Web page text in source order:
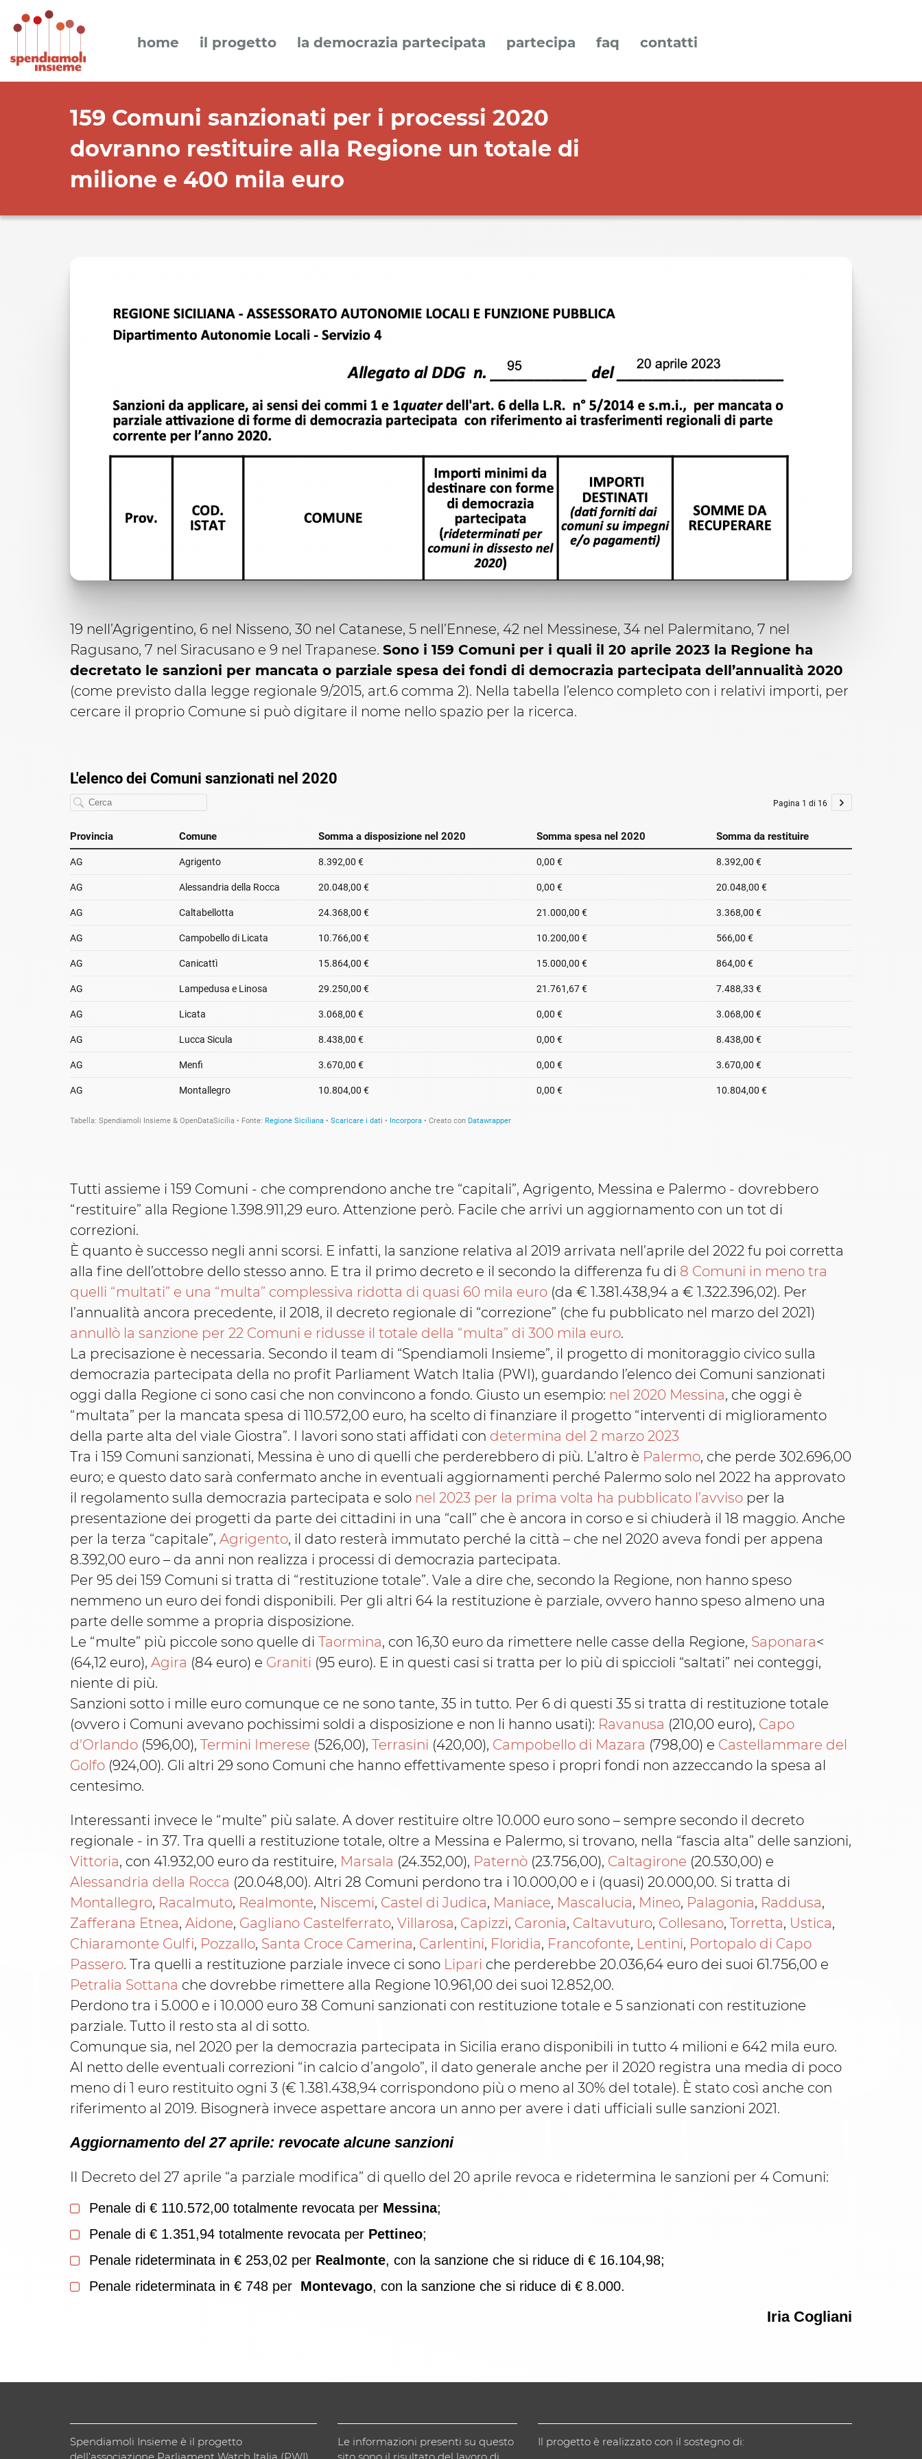
home il progetto la democrazia partecipata partecipa faq contatti
159 Comuni sanzionati per i processi 2020
dovranno restituire alla Regione un totale di
milione e 400 mila euro
19 nell’Agrigentino, 6 nel Nisseno, 30 nel Catanese, 5 nell’Ennese, 42 nel Messinese, 34 nel Palermitano, 7 nel
Ragusano, 7 nel Siracusano e 9 nel Trapanese. Sono i 159 Comuni per i quali il 20 aprile 2023 la Regione ha
decretato le sanzioni per mancata o parziale spesa dei fondi di democrazia partecipata dell’annualità 2020
(come previsto dalla legge regionale 9/2015, art.6 comma 2). Nella tabella l’elenco completo con i relativi importi, per
cercare il proprio Comune si può digitare il nome nello spazio per la ricerca.
Tutti assieme i 159 Comuni - che comprendono anche tre “capitali”, Agrigento, Messina e Palermo - dovrebbero
“restituire” alla Regione 1.398.911,29 euro. Attenzione però. Facile che arrivi un aggiornamento con un tot di
correzioni.
È quanto è successo negli anni scorsi. E infatti, la sanzione relativa al 2019 arrivata nell’aprile del 2022 fu poi corretta
alla fine dell’ottobre dello stesso anno. E tra il primo decreto e il secondo la differenza fu di 8 Comuni in meno tra
quelli “multati” e una “multa” complessiva ridotta di quasi 60 mila euro (da € 1.381.438,94 a € 1.322.396,02). Per
l’annualità ancora precedente, il 2018, il decreto regionale di “correzione” (che fu pubblicato nel marzo del 2021)
annullò la sanzione per 22 Comuni e ridusse il totale della “multa” di 300 mila euro.
La precisazione è necessaria. Secondo il team di “Spendiamoli Insieme”, il progetto di monitoraggio civico sulla
democrazia partecipata della no profit Parliament Watch Italia (PWI), guardando l’elenco dei Comuni sanzionati
oggi dalla Regione ci sono casi che non convincono a fondo. Giusto un esempio: nel 2020 Messina, che oggi è
“multata” per la mancata spesa di 110.572,00 euro, ha scelto di finanziare il progetto “interventi di miglioramento
della parte alta del viale Giostra”. I lavori sono stati affidati con determina del 2 marzo 2023
Tra i 159 Comuni sanzionati, Messina è uno di quelli che perderebbero di più. L’altro è Palermo, che perde 302.696,00
euro; e questo dato sarà confermato anche in eventuali aggiornamenti perché Palermo solo nel 2022 ha approvato
il regolamento sulla democrazia partecipata e solo nel 2023 per la prima volta ha pubblicato l’avviso per la
presentazione dei progetti da parte dei cittadini in una “call” che è ancora in corso e si chiuderà il 18 maggio. Anche
per la terza “capitale”, Agrigento, il dato resterà immutato perché la città – che nel 2020 aveva fondi per appena
8.392,00 euro – da anni non realizza i processi di democrazia partecipata.
Per 95 dei 159 Comuni si tratta di “restituzione totale”. Vale a dire che, secondo la Regione, non hanno speso
nemmeno un euro dei fondi disponibili. Per gli altri 64 la restituzione è parziale, ovvero hanno speso almeno una
parte delle somme a propria disposizione.
Le “multe” più piccole sono quelle di Taormina, con 16,30 euro da rimettere nelle casse della Regione, Saponara<
(64,12 euro), Agira (84 euro) e Graniti (95 euro). E in questi casi si tratta per lo più di spiccioli “saltati” nei conteggi,
niente di più.
Sanzioni sotto i mille euro comunque ce ne sono tante, 35 in tutto. Per 6 di questi 35 si tratta di restituzione totale
(ovvero i Comuni avevano pochissimi soldi a disposizione e non li hanno usati): Ravanusa (210,00 euro), Capo
d'Orlando (596,00), Termini Imerese (526,00), Terrasini (420,00), Campobello di Mazara (798,00) e Castellammare del
Golfo (924,00). Gli altri 29 sono Comuni che hanno effettivamente speso i propri fondi non azzeccando la spesa al
centesimo.
Interessanti invece le “multe” più salate. A dover restituire oltre 10.000 euro sono – sempre secondo il decreto
regionale - in 37. Tra quelli a restituzione totale, oltre a Messina e Palermo, si trovano, nella “fascia alta” delle sanzioni,
Vittoria, con 41.932,00 euro da restituire, Marsala (24.352,00), Paternò (23.756,00), Caltagirone (20.530,00) e
Alessandria della Rocca (20.048,00). Altri 28 Comuni perdono tra i 10.000,00 e i (quasi) 20.000,00. Si tratta di
Montallegro, Racalmuto, Realmonte, Niscemi, Castel di Judica, Maniace, Mascalucia, Mineo, Palagonia, Raddusa,
Zafferana Etnea, Aidone, Gagliano Castelferrato, Villarosa, Capizzi, Caronia, Caltavuturo, Collesano, Torretta, Ustica,
Chiaramonte Gulfi, Pozzallo, Santa Croce Camerina, Carlentini, Floridia, Francofonte, Lentini, Portopalo di Capo
Passero. Tra quelli a restituzione parziale invece ci sono Lipari che perderebbe 20.036,64 euro dei suoi 61.756,00 e
Petralia Sottana che dovrebbe rimettere alla Regione 10.961,00 dei suoi 12.852,00.
Perdono tra i 5.000 e i 10.000 euro 38 Comuni sanzionati con restituzione totale e 5 sanzionati con restituzione
parziale. Tutto il resto sta al di sotto.
Comunque sia, nel 2020 per la democrazia partecipata in Sicilia erano disponibili in tutto 4 milioni e 642 mila euro.
Al netto delle eventuali correzioni “in calcio d’angolo”, il dato generale anche per il 2020 registra una media di poco
meno di 1 euro restituito ogni 3 (€ 1.381.438,94 corrispondono più o meno al 30% del totale). È stato così anche con
riferimento al 2019. Bisognerà invece aspettare ancora un anno per avere i dati ufficiali sulle sanzioni 2021.
Aggiornamento del 27 aprile: revocate alcune sanzioni
Il Decreto del 27 aprile “a parziale modifica” di quello del 20 aprile revoca e ridetermina le sanzioni per 4 Comuni:
Penale di € 110.572,00 totalmente revocata per Messina;
Penale di € 1.351,94 totalmente revocata per Pettineo;
Penale rideterminata in € 253,02 per Realmonte, con la sanzione che si riduce di € 16.104,98;
Penale rideterminata in € 748 per Montevago, con la sanzione che si riduce di € 8.000.
Iria Cogliani
Spendiamoli Insieme è il progetto
Le informazioni presenti su questo
Il progetto è realizzato con il sostegno di: